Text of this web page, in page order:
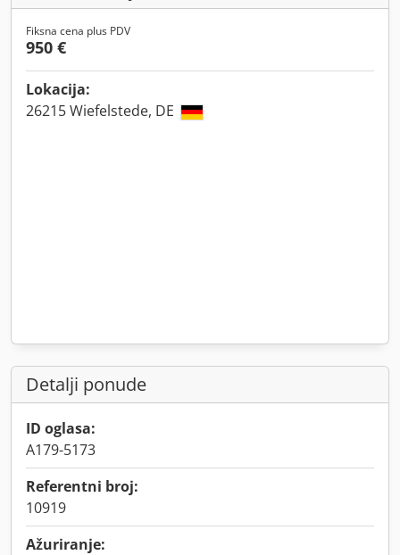
Fiksna cena plus PDV
950 €
Lokacija:
26215 Wiefelstede, DE
Detalji ponude
ID oglasa:
A179-5173
Referentni broj:
10919
Ažuriranje: